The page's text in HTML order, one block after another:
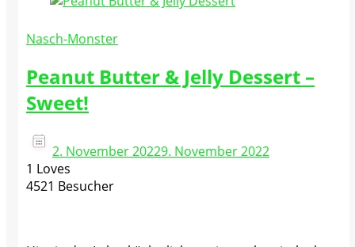
Nasch-Monster
Peanut Butter & Jelly Dessert –
Sweet!
2. November 20229. November 2022
1 Loves
4521 Besucher